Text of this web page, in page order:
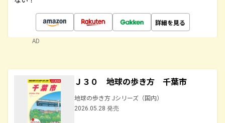
詳細を見る
AD
Ｊ３０ 地球の歩き方 千葉市
地球の歩き方 Jシリーズ（国内）
2026.05.28 発売